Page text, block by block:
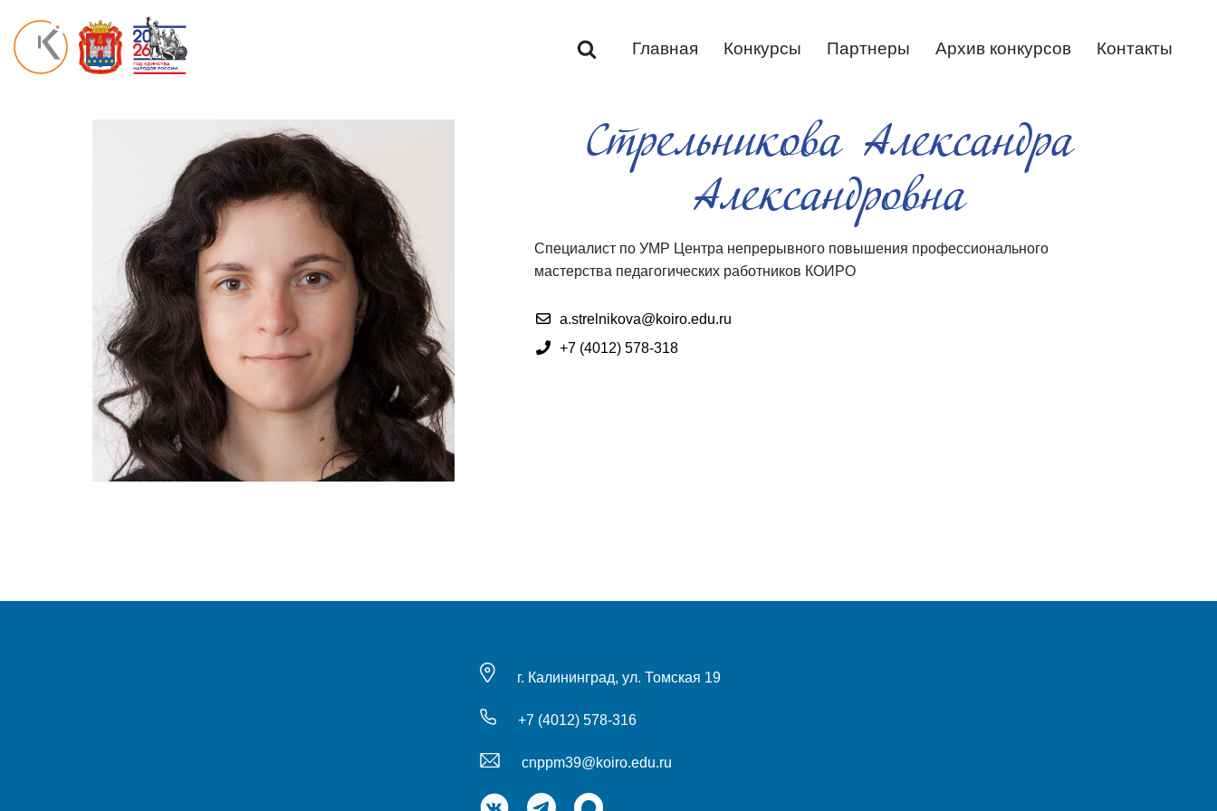
Перейти
Главная Конкурсы Партнеры Архив конкурсов Контакты
Стрельникова Александра
Александровна
Специалист по УМР Центра непрерывного повышения профессионального
мастерства педагогических работников КОИРО
a.strelnikova@koiro.edu.ru
+7 (4012) 578-318
г. Калининград, ул. Томская 19
+7 (4012) 578-316
cnppm39@koiro.edu.ru